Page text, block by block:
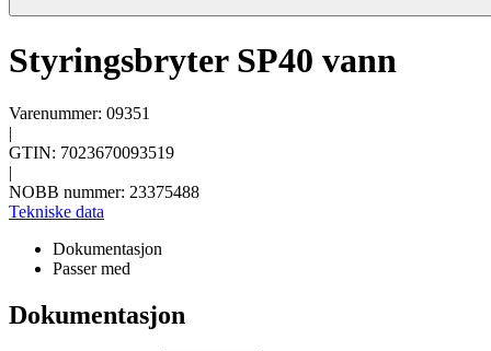
Styringsbryter SP40 vann
Varenummer: 09351
|
GTIN: 7023670093519
|
NOBB nummer: 23375488
Tekniske data
Dokumentasjon
Passer med
Dokumentasjon